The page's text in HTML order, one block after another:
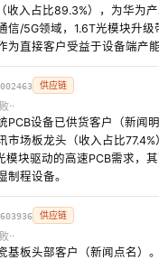
收入占比89.3%），为华为
信/5G领域，1.6T光模块升级
为直接客户受益于设备端产能
002463 供应链
PCB设备已供货客户（新闻
市场板龙头（收入占比
模块驱动的高速PCB需求，
制程设备。
603936 供应链
基板头部客户（新闻点名）